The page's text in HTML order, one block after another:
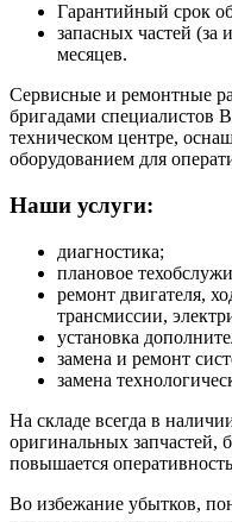
Гарантийный срок
запасных частей (за
месяцев.
Сервисные и ремонтные
бригадами специалистов
техническом центре,
оборудованием для
Наши услуги:
диагностика;
плановое
ремонт двигателя,
трансмиссии,
установка
замена и ремонт
замена
На складе всегда в
оригинальных запчастей,
повышается
Во избежание убытков,